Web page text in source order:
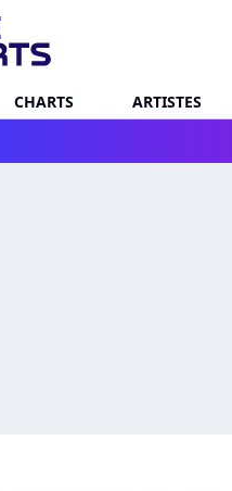
CHARTS ARTISTES